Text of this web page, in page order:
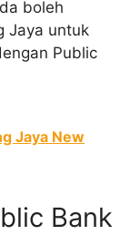
boleh
Jaya untuk
Public
Jaya New
Bank